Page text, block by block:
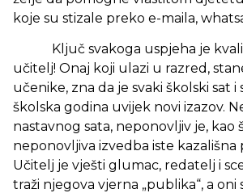
koje su stizale preko e-maila,
Ključ svakoga uspjeha je
učitelj! Onaj koji ulazi u razred,
učenike, zna da je svaki školski sat i
školska godina uvijek novi izazov.
nastavnog sata, neponovljiv je, kao
neponovljiva izvedba iste kazališna
Učitelj je vješti glumac, redatelj i
traži njegova vjerna „publika“, a oni